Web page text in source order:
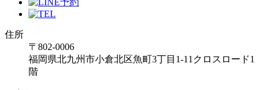
住所
〒802-0006
福岡県北九州市小倉北区魚町3丁目1-11クロスロード1
階